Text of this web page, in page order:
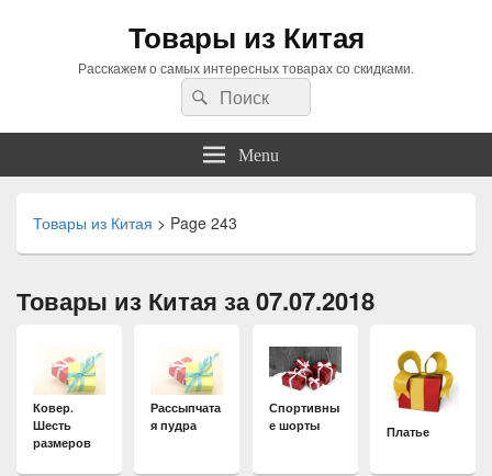
Товары из Китая
Расскажем о самых интересных товарах со скидками.
Search
for:
Search
Menu
Товары из Китая > Page 243
Товары из Китая за 07.07.2018
Ковер.
Шесть
размеров
Рассыпчата
я пудра
Спортивны
е шорты
Платье